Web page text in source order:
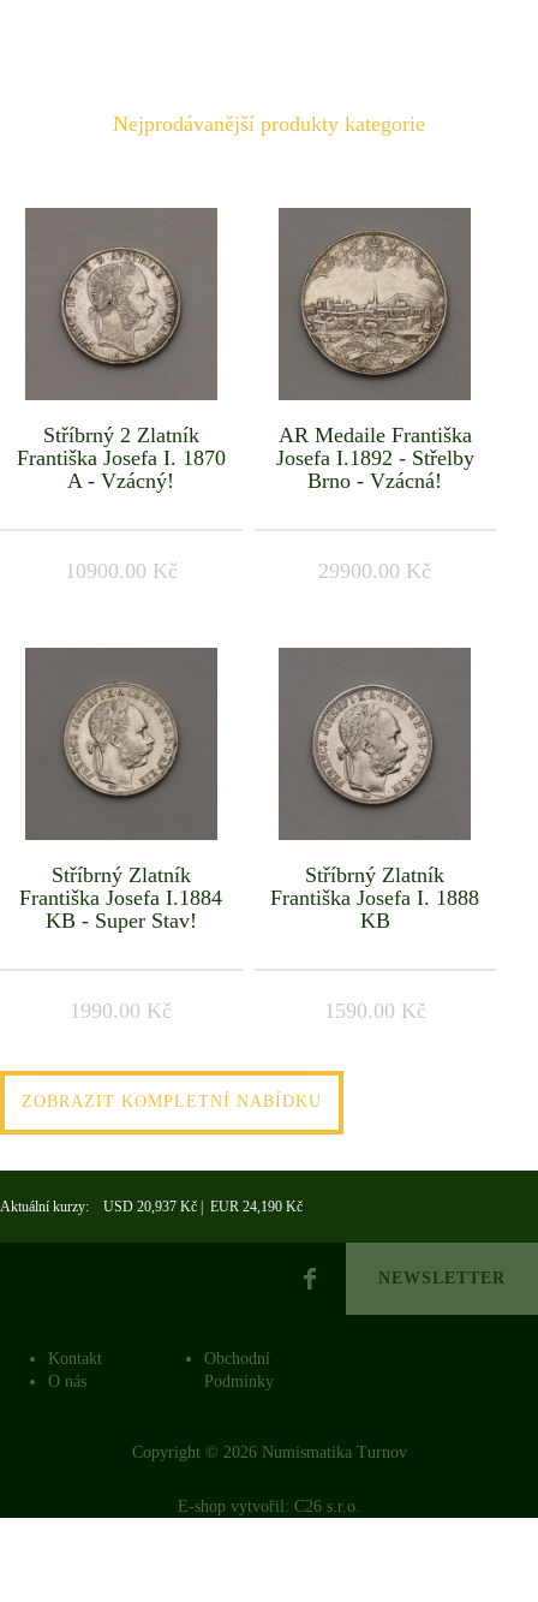
Nejprodávanější produkty kategorie
Stříbrný 2 Zlatník
Františka Josefa I. 1870
A - Vzácný!
10900.00 Kč
AR Medaile Františka
Josefa I.1892 - Střelby
Brno - Vzácná!
29900.00 Kč
Stříbrný Zlatník
Františka Josefa I.1884
KB - Super Stav!
1990.00 Kč
Stříbrný Zlatník
Františka Josefa I. 1888
KB
1590.00 Kč
ZOBRAZIT KOMPLETNÍ NABÍDKU
Aktuální kurzy: USD 20,937 Kč | EUR 24,190 Kč
NEWSLETTER
Kontakt
O nás
Obchodní
Podmínky
Copyright © 2026 Numismatika Turnov
E-shop vytvořil: C26 s.r.o.